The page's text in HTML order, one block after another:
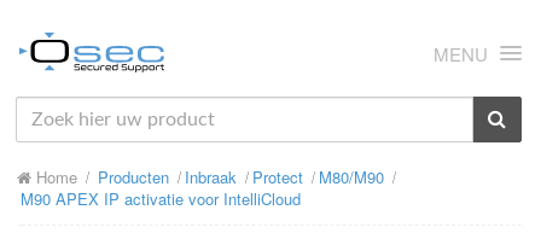
MENU
HOME
OVER ONS
Home Producten Inbraak Protect
M80/M90
M90 APEX IP activatie voor IntelliCloud